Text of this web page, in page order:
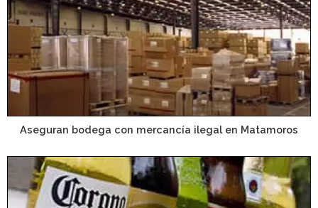
Aseguran bodega con mercancía ilegal en Matamoros